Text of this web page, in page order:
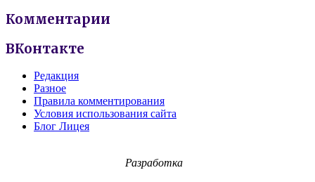
Комментарии
ВКонтакте
Редакция
Разное
Правила комментирования
Условия использования сайта
Блог Лицея
Разработка